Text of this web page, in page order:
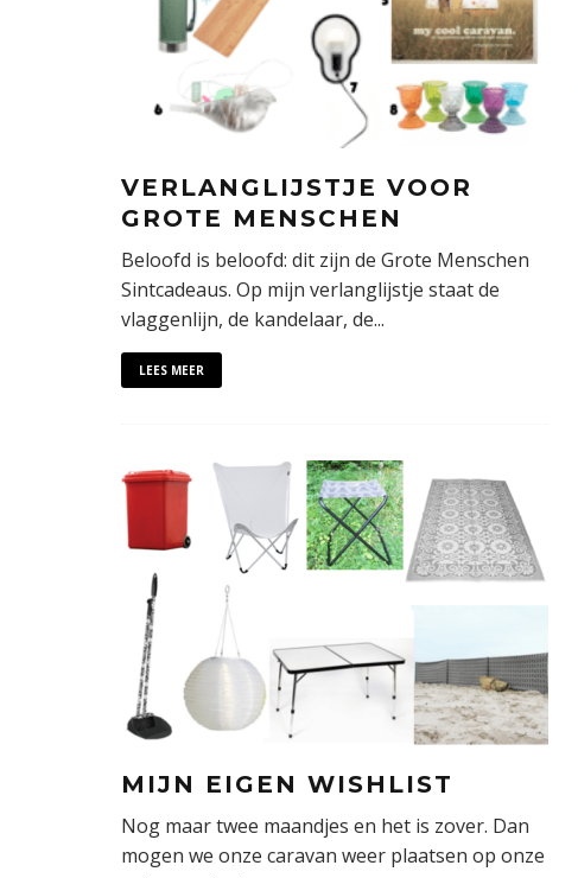
VERLANGLIJSTJE VOOR
GROTE MENSCHEN
Beloofd is beloofd: dit zijn de Grote Menschen
Sintcadeaus. Op mijn verlanglijstje staat de
vlaggenlijn, de kandelaar, de...
LEES MEER
MIJN EIGEN WISHLIST
Nog maar twee maandjes en het is zover. Dan
mogen we onze caravan weer plaatsen op onze